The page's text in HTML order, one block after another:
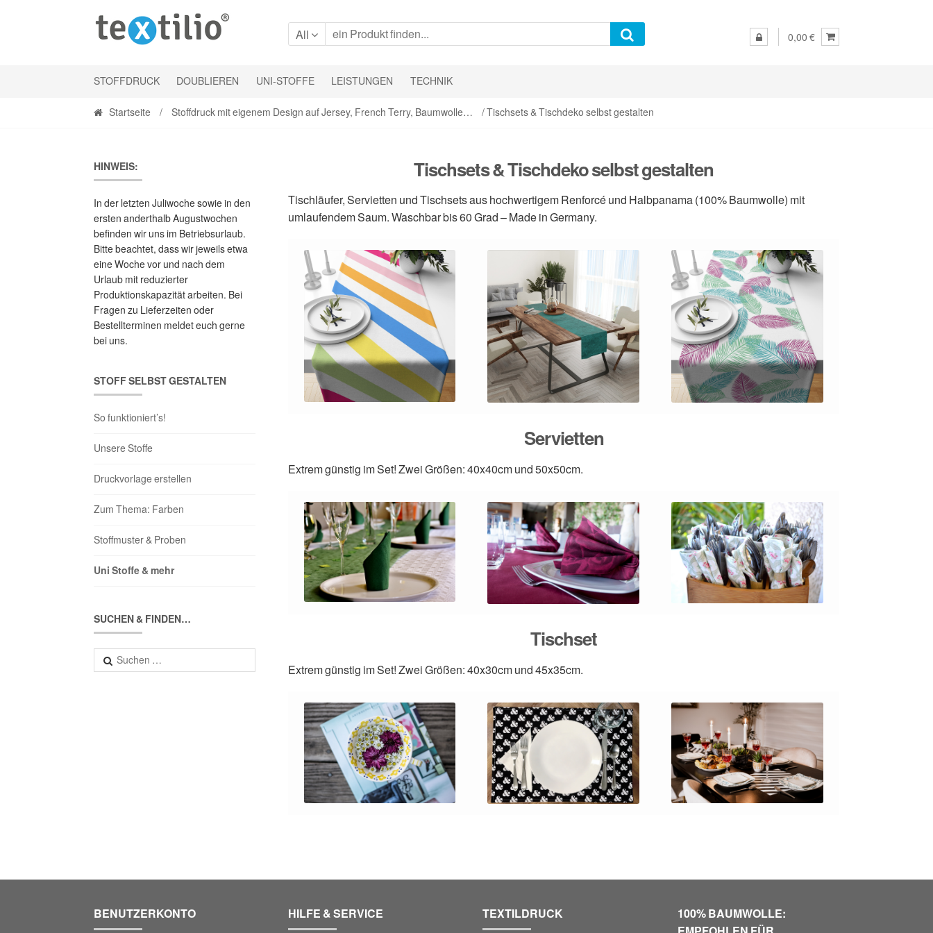
to
navigation
to
content
All 0,00 €
STOFFDRUCK DOUBLIEREN UNI-STOFFE LEISTUNGEN TECHNIK
Startseite / Stoffdruck mit eigenem Design auf Jersey, French Terry, Baumwolle… / Tischsets & Tischdeko selbst gestalten
Tischsets & Tischdeko selbst gestalten
Tischläufer, Servietten und Tischsets aus hochwertigem Renforcé und Halbpanama (100% Baumwolle) mit
umlaufendem Saum. Waschbar bis 60 Grad – Made in Germany.
Servietten
Extrem günstig im Set! Zwei Größen: 40x40cm und 50x50cm.
Tischset
Extrem günstig im Set! Zwei Größen: 40x30cm und 45x35cm.
HINWEIS:
In der letzten Juliwoche sowie in den
ersten anderthalb Augustwochen
befinden wir uns im Betriebsurlaub.
Bitte beachtet, dass wir jeweils etwa
eine Woche vor und nach dem
Urlaub mit reduzierter
Produktionskapazität arbeiten. Bei
Fragen zu Lieferzeiten oder
Bestellterminen meldet euch gerne
bei uns.
STOFF SELBST GESTALTEN
So funktioniert’s!
Unsere Stoffe
Druckvorlage erstellen
Zum Thema: Farben
Stoffmuster & Proben
Uni Stoffe & mehr
SUCHEN & FINDEN…
Suchen
nach:
BENUTZERKONTO HILFE & SERVICE TEXTILDRUCK
100% BAUMWOLLE: